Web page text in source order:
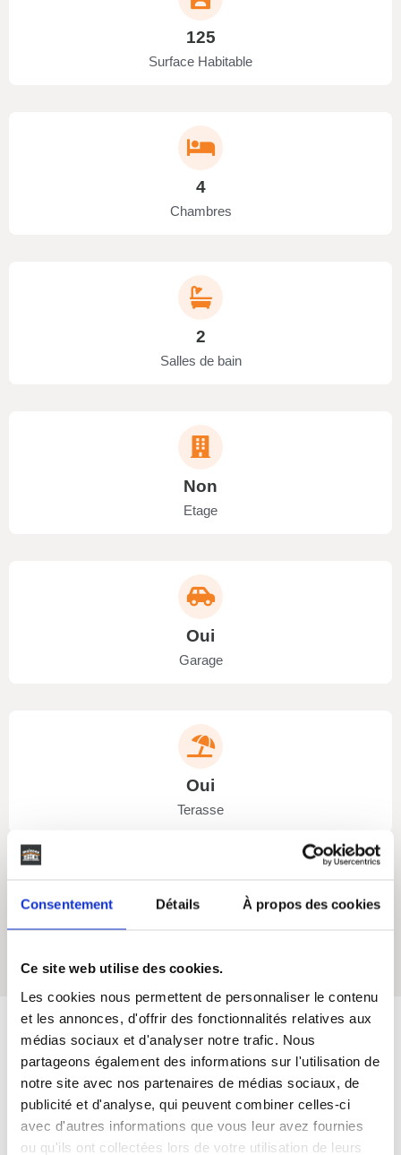
Consentement Détails À propos des cookies
Ce site web utilise des cookies.
Les cookies nous permettent de personnaliser le contenu
et les annonces, d'offrir des fonctionnalités relatives aux
médias sociaux et d'analyser notre trafic. Nous
partageons également des informations sur l'utilisation de
notre site avec nos partenaires de médias sociaux, de
publicité et d'analyse, qui peuvent combiner celles-ci
avec d'autres informations que vous leur avez fournies
ou qu'ils ont collectées lors de votre utilisation de leurs
125
Surface Habitable
4
Chambres
2
Salles de bain
Non
Etage
Oui
Garage
Oui
Terasse
Maisons SICs'engage
Depuis 50 ans, nous vous accompagnons de A à Z dans vos
projets de vie dans le Sud-Ouest de la France.